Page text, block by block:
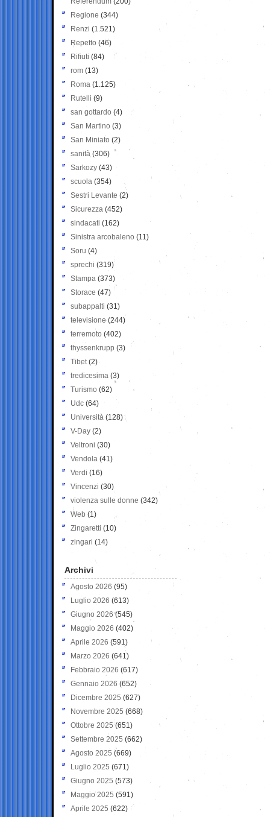
Regione (344)
Renzi (1.521)
Repetto (46)
Rifiuti (84)
rom (13)
Roma (1.125)
Rutelli (9)
san gottardo (4)
San Martino (3)
San Miniato (2)
sanità (306)
Sarkozy (43)
scuola (354)
Sestri Levante (2)
Sicurezza (452)
sindacati (162)
Sinistra arcobaleno (11)
Soru (4)
sprechi (319)
Stampa (373)
Storace (47)
subappalti (31)
televisione(244)
terremoto (402)
thyssenkrupp (3)
Tibet(2)
tredicesima (3)
Turismo (62)
Udc (64)
Università (128)
V-Day (2)
Veltroni (30)
Vendola (41)
Verdi (16)
Vincenzi (30)
violenza sulle donne (342)
Web (1)
Zingaretti (10)
zingari (14)
Archivi
Agosto 2026 (95)
Luglio 2026 (613)
Giugno 2026 (545)
Maggio 2026 (402)
Aprile 2026 (591)
Marzo 2026 (641)
Febbraio 2026 (617)
Gennaio 2026 (652)
Dicembre 2025 (627)
Novembre 2025 (668)
Ottobre 2025 (651)
Settembre 2025 (662)
Agosto 2025 (669)
Luglio 2025 (671)
Giugno 2025 (573)
Maggio 2025 (591)
Aprile 2025 (622)